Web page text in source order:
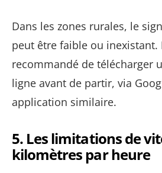
Dans les zones rurales, le
peut être faible ou inexistant.
recommandé de télécharger
ligne avant de partir, via
application similaire.
5. Les limitations de
kilomètres par heure